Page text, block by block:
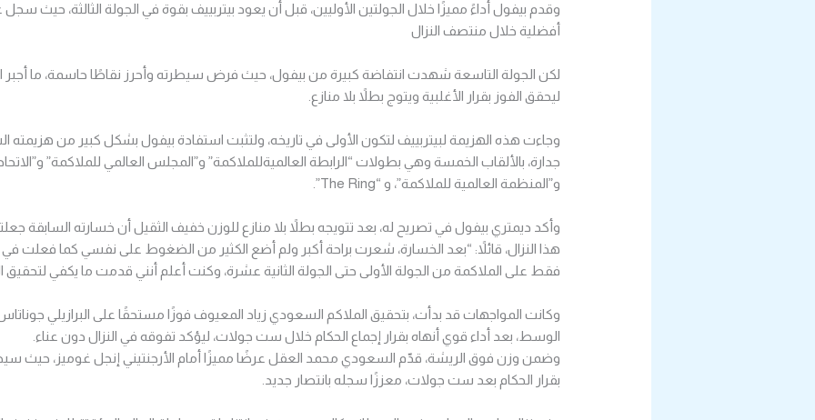
وقدم بيفول أداءً مميزًا خلال الجولتين الأوليين، قبل أن يعود بيتربييف بقوة في الجولة الثالثة، حيث
أفضلية خلال منتصف النزال
لكن الجولة التاسعة شهدت انتفاضة كبيرة من بيفول، حيث فرض سيطرته وأحرز نقاطًا حاسمة، ما أجبر
ليحقق الفوز بقرار الأغلبية ويتوج بطلاً بلا منازع.
وجاءت هذه الهزيمة لبيتربييف لتكون الأولى في تاريخه، ولتثبت استفادة بيفول بشكل كبير من هزيمته
جدارة، بالألقاب الخمسة وهي بطولات “الرابطة العالميةللملاكمة” و”المجلس العالمي للملاكمة”
و”المنظمة العالمية للملاكمة”، و “The Ring”.
وأكد ديمتري بيفول في تصريح له، بعد تتويجه بطلاً بلا منازع للوزن خفيف الثقيل أن خسارته السابقة
هذا النزال، قائلاً: “بعد الخسارة، شعرت براحة أكبر ولم أضع الكثير من الضغوط على نفسي كما فعلت في
فقط على الملاكمة من الجولة الأولى حتى الجولة الثانية عشرة، وكنت أعلم أنني قدمت ما يكفي لتحقيق
وكانت المواجهات قد بدأت، بتحقيق الملاكم السعودي زياد المعيوف فوزًا مستحقًا على البرازيلي
الوسط، بعد أداء قوي أنهاه بقرار إجماع الحكام خلال ست جولات، ليؤكد تفوقه في النزال دون عناء.
وضمن وزن فوق الريشة، قدّم السعودي محمد العقل عرضًا مميزًا أمام الأرجنتيني إنجل غوميز، حيث
بقرار الحكام بعد ست جولات، معززًا سجله بانتصار جديد.